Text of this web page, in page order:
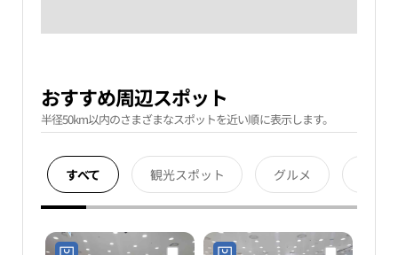
おすすめ周辺スポット
半径50km以内のさまざまなスポットを近い順に表示します。
すべて 観光スポット グルメ